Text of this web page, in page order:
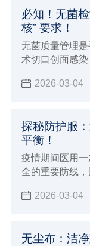
必知！无菌
核” 要求！
无菌质量管理
术切口创面感
2026-03-04
探秘防护服
平衡！
疫情期间医用
全的重要防线
2026-03-04
无尘布：洁